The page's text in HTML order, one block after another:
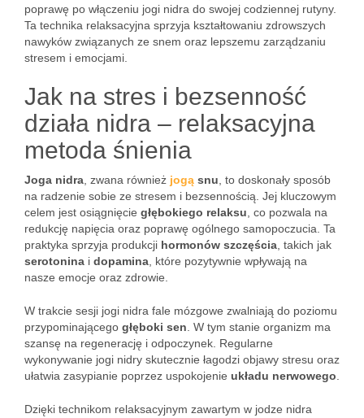
poprawę po włączeniu jogi nidra do swojej codziennej rutyny.
Ta technika relaksacyjna sprzyja kształtowaniu zdrowszych
nawyków związanych ze snem oraz lepszemu zarządzaniu
stresem i emocjami.
Jak na stres i bezsenność
działa nidra – relaksacyjna
metoda śnienia
Joga nidra , zwana również jogą snu , to doskonały sposób
na radzenie sobie ze stresem i bezsennością. Jej kluczowym
celem jest osiągnięcie głębokiego relaksu , co pozwala na
redukcję napięcia oraz poprawę ogólnego samopoczucia. Ta
praktyka sprzyja produkcji hormonów szczęścia , takich jak
serotonina i dopamina , które pozytywnie wpływają na
nasze emocje oraz zdrowie.
W trakcie sesji jogi nidra fale mózgowe zwalniają do poziomu
przypominającego głęboki sen . W tym stanie organizm ma
szansę na regenerację i odpoczynek. Regularne
wykonywanie jogi nidry skutecznie łagodzi objawy stresu oraz
ułatwia zasypianie poprzez uspokojenie układu nerwowego
Dzięki technikom relaksacyjnym zawartym w jodze nidra